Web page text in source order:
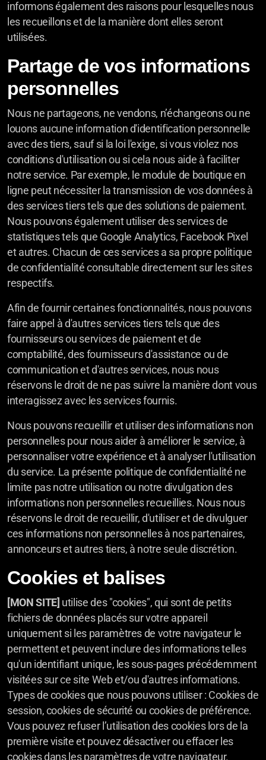
informons également des raisons pour lesquelles nous
les recueillons et de la manière dont elles seront
utilisées.
Partage de vos informations
personnelles
Nous ne partageons, ne vendons, n’échangeons ou ne
louons aucune information d'identification personnelle
avec des tiers, sauf si la loi l'exige, si vous violez nos
conditions d'utilisation ou si cela nous aide à faciliter
notre service. Par exemple, le module de boutique en
ligne peut nécessiter la transmission de vos données à
des services tiers tels que des solutions de paiement.
Nous pouvons également utiliser des services de
statistiques tels que Google Analytics, Facebook Pixel
et autres. Chacun de ces services a sa propre politique
de confidentialité consultable directement sur les sites
respectifs.
Afin de fournir certaines fonctionnalités, nous pouvons
faire appel à d'autres services tiers tels que des
fournisseurs ou services de paiement et de
comptabilité, des fournisseurs d'assistance ou de
communication et d'autres services, nous nous
réservons le droit de ne pas suivre la manière dont vous
interagissez avec les services fournis.
Nous pouvons recueillir et utiliser des informations non
personnelles pour nous aider à améliorer le service, à
personnaliser votre expérience et à analyser l'utilisation
du service. La présente politique de confidentialité ne
limite pas notre utilisation ou notre divulgation des
informations non personnelles recueillies. Nous nous
réservons le droit de recueillir, d'utiliser et de divulguer
ces informations non personnelles à nos partenaires,
annonceurs et autres tiers, à notre seule discrétion.
Cookies et balises
[MON SITE] utilise des "cookies", qui sont de petits
fichiers de données placés sur votre appareil
uniquement si les paramètres de votre navigateur le
permettent et peuvent inclure des informations telles
qu'un identifiant unique, les sous-pages précédemment
visitées sur ce site Web et/ou d'autres informations.
Types de cookies que nous pouvons utiliser : Cookies de
session, cookies de sécurité ou cookies de préférence.
Vous pouvez refuser l’utilisation des cookies lors de la
première visite et pouvez désactiver ou effacer les
cookies dans les paramètres de votre navigateur.